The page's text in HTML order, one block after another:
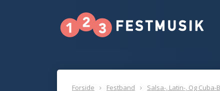
Forside Festband Salsa-, Latin-, Og Cuba-